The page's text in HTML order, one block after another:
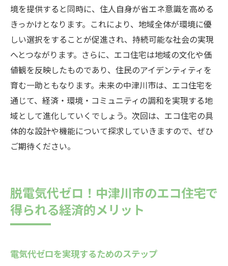
境を提供すると同時に、住人自身が省エネ意識を高める
きっかけとなります。これにより、地域全体が環境に優
しい選択をすることが促進され、持続可能な社会の実現
へとつながります。さらに、エコ住宅は地域の文化や価
値観を反映したものであり、住民のアイデンティティを
育む一助ともなります。未来の中津川市は、エコ住宅を
通じて、経済・環境・コミュニティの調和を実現する地
域として進化していくでしょう。次回は、エコ住宅の具
体的な設計や機能について探求していきますので、ぜひ
ご期待ください。
脱電気代ゼロ！中津川市のエコ住宅で
得られる経済的メリット
電気代ゼロを実現するためのステップ